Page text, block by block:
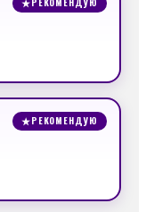
★РЕКОМЕНДУЮ